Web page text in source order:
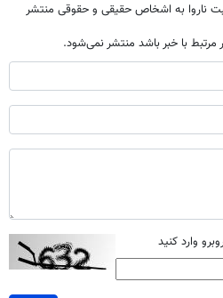
ناروا به اشخاص حقیقی و حقوقی منتشر
مرتبط با خبر باشد منتشر نمی‌شود.
وارد کنید